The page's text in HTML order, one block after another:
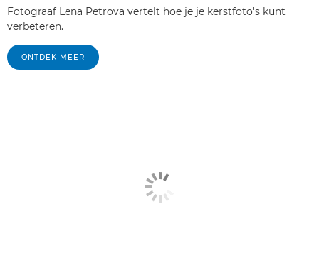
Fotograaf Lena Petrova vertelt hoe je je kerstfoto's kunt
verbeteren.
ONTDEK MEER